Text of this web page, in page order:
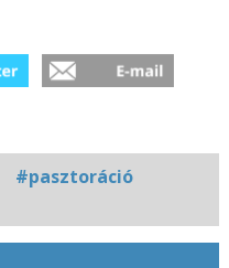
#pasztoráció